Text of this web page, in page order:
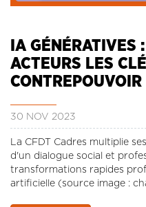
LE CREFAC
L’OBSERVATOIRE DES CADRES
IA GÉNÉRATIVES
ACTEURS LES
CONTREPOUVOIR
30 NOV 2023
La CFDT Cadres multiplie
d'un dialogue social et
transformations rapides
artificielle (source image :